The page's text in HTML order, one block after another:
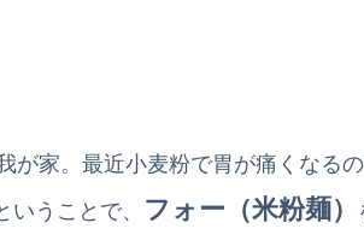
が家。最近小麦粉で胃が痛くなる
うことで、
フォー（米粉麺）